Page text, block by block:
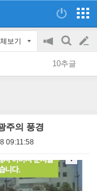
보기
공
지
on/off
검
색
글
쓰
10추글
주의 풍경
09:11:58